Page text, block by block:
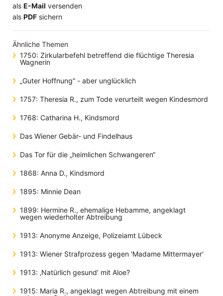
als E-Mail versenden
​​​​​​​​​​​​​​​​​als PDF sichern
Ähnliche Themen
1750: Zirkularbefehl betreffend die flüchtige Theresia
Wagnerin
„Guter Hoffnung“ - aber unglücklich
1757: Theresia R., zum Tode verurteilt wegen Kindesmord
1768: Catharina H., Kindsmord
Das Wiener Gebär- und Findelhaus
Das Tor für die „heimlichen Schwangeren“
1868: Anna D., Kindsmord
1895: Minnie Dean
1899: Hermine R., ehemalige Hebamme, angeklagt
wegen wiederholter Abtreibung
1913: Anonyme Anzeige, Polizeiamt Lübeck
1913: Wiener Strafprozess gegen 'Madame Mittermayer'
1913: ‚Natürlich gesund’ mit Aloe?
1915: Maria R., angeklagt wegen Abtreibung mit einem